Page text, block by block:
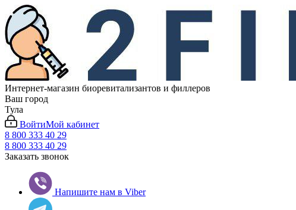
Интернет-магазин биоревитализантов и филлеров
Ваш город
Тула
ВойтиМой кабинет
8 800 333 40 29
8 800 333 40 29
Заказать звонок
Напишите нам в Viber